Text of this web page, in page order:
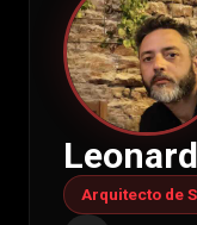
Arquitecto de